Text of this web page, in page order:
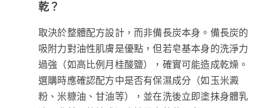
乾？
取決於整體配方設計，而非備長炭本身。備長炭的
吸附力對油性肌膚是優點，但若皂基本身的洗淨力
過強（如高比例月桂酸鹽），確實可能造成乾燥。
選購時應確認配方中是否有保濕成分（如玉米澱
粉、米糠油、甘油等），並在洗後立即塗抹身體乳